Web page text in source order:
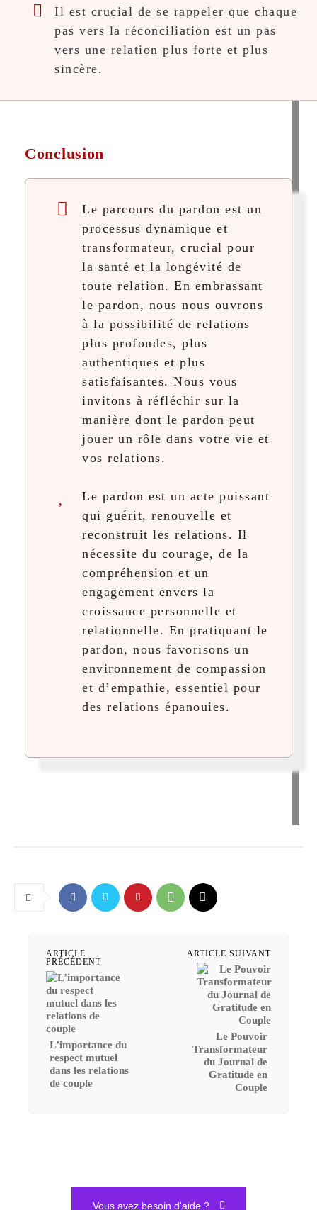
Il est crucial de se rappeler que chaque
pas vers la réconciliation est un pas
vers une relation plus forte et plus
sincère.
Conclusion
Le parcours du pardon est un
processus dynamique et
transformateur, crucial pour
la santé et la longévité de
toute relation. En embrassant
le pardon, nous nous ouvrons
à la possibilité de relations
plus profondes, plus
authentiques et plus
satisfaisantes. Nous vous
invitons à réfléchir sur la
manière dont le pardon peut
jouer un rôle dans votre vie et
vos relations.
Le pardon est un acte puissant
qui guérit, renouvelle et
reconstruit les relations. Il
nécessite du courage, de la
compréhension et un
engagement envers la
croissance personnelle et
relationnelle. En pratiquant le
pardon, nous favorisons un
environnement de compassion
et d’empathie, essentiel pour
des relations épanouies.
ARTICLE
PRÉCÉDENT
L’importance du
respect mutuel
dans les relations
de couple
ARTICLE SUIVANT
Le Pouvoir
Transformateur
du Journal de
Gratitude en
Couple
Vous avez besoin d'aide ?